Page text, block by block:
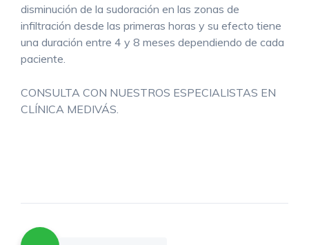
disminución de la sudoración en las zonas de
infiltración desde las primeras horas y su efecto tiene
una duración entre 4 y 8 meses dependiendo de cada
paciente.
CONSULTA CON NUESTROS ESPECIALISTAS EN
CLÍNICA MEDIVÁS.